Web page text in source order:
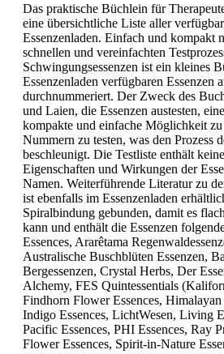
Das praktische Büchlein für
eine übersichtliche Liste aller
Essenzenladen. Einfach und kompakt
schnellen und vereinfachten
Schwingungsessenzen ist ein kleines
Essenzenladen verfügbaren Essenzen
durchnummeriert. Der Zweck des
und Laien, die Essenzen austesten,
kompakte und einfache Möglichkeit zu
Nummern zu testen, was den Prozess
beschleunigt. Die Testliste enthält
Eigenschaften und Wirkungen der
Namen. Weiterführende Literatur zu
ist ebenfalls im Essenzenladen
Spiralbindung gebunden, damit es
kann und enthält die Essenzen
Essences, Ararêtama
Australische Buschblüten Essenzen,
Bergessenzen, Crystal Herbs, Der
Alchemy, FES Quintessentials
Findhorn Flower Essences,
Indigo Essences, LichtWesen, Living
Pacific Essences, PHI Essences, Ray
Flower Essences, Spirit-in-Nature